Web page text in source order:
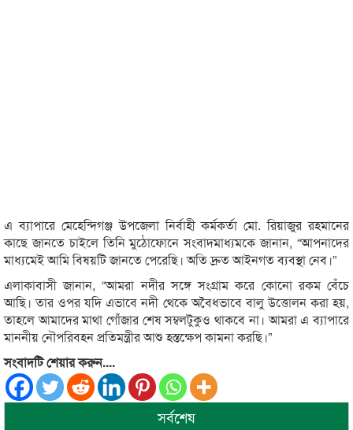
এ ব্যাপারে মেহেন্দিগঞ্জ উপজেলা নির্বাহী কর্মকর্তা মো. রিয়াজুর রহমানের
কাছে জানতে চাইলে তিনি মুঠোফোনে সংবাদমাধ্যমকে জানান, “আপনাদের
মাধ্যমেই আমি বিষয়টি জানতে পেরেছি। অতি দ্রুত আইনগত ব্যবস্থা নেব।”
এলাকাবাসী জানান, “আমরা নদীর সঙ্গে সংগ্রাম করে কোনো রকম বেঁচে
আছি। তার ওপর যদি এভাবে নদী থেকে অবৈধভাবে বালু উত্তোলন করা হয়,
তাহলে আমাদের মাথা গোঁজার শেষ সম্বলটুকুও থাকবে না। আমরা এ ব্যাপারে
মাননীয় নৌপরিবহন প্রতিমন্ত্রীর আশু হস্তক্ষেপ কামনা করছি।”
সংবাদটি শেয়ার করুন....
সর্বশেষ